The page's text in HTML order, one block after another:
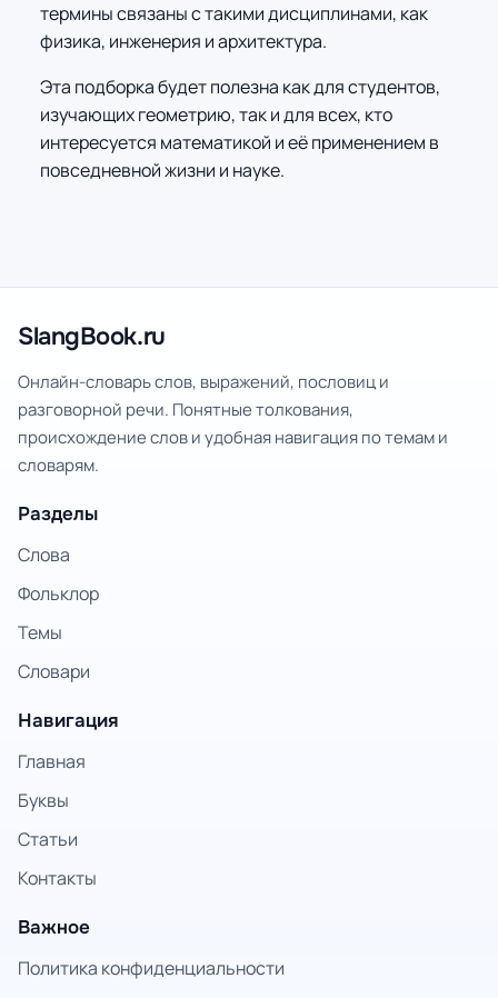
термины связаны с такими дисциплинами, как
физика, инженерия и архитектура.
Эта подборка будет полезна как для студентов,
изучающих геометрию, так и для всех, кто
интересуется математикой и её применением в
повседневной жизни и науке.
SlangBook.ru
Онлайн-словарь слов, выражений, пословиц и
разговорной речи. Понятные толкования,
происхождение слов и удобная навигация по темам и
словарям.
Разделы
Слова
Фольклор
Темы
Словари
Навигация
Главная
Буквы
Статьи
Контакты
Важное
Политика конфиденциальности